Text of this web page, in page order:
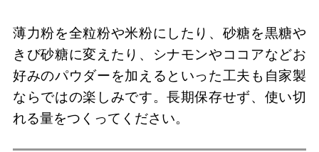
薄力粉を全粒粉や米粉にしたり、砂糖を黒糖や
きび砂糖に変えたり、シナモンやココアなどお
好みのパウダーを加えるといった工夫も自家製
ならではの楽しみです。長期保存せず、使い切
れる量をつくってください。